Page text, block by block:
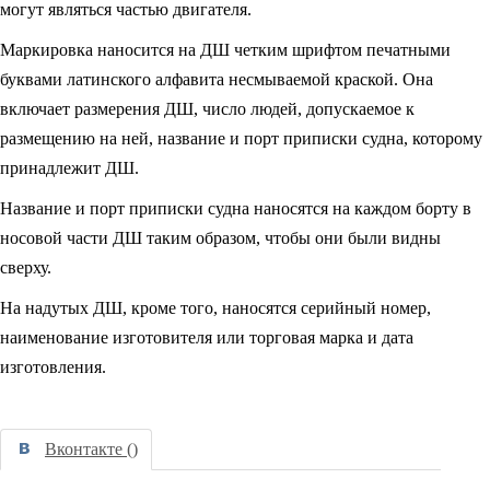
могут яв­ляться частью двигателя.
Маркировка наносится на ДШ четким шрифтом печатными
буквами ла­тинского алфавита несмываемой краской. Она
включает размерения ДШ, число людей, допускаемое к
размещению на ней, название и порт приписки судна, кото­рому
принадлежит ДШ.
Название и порт приписки судна наносятся на каждом борту в
носовой части ДШ таким образом, чтобы они были видны
сверху.
На надутых ДШ, кроме того, наносятся серийный номер,
наименование из­готовителя или торговая марка и дата
изготовления.
Вконтакте ()